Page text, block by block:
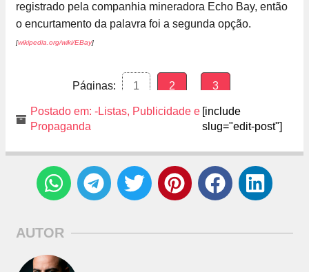
registrado pela companhia mineradora Echo Bay, então
o encurtamento da palavra foi a segunda opção.
[wikipedia.org/wiki/EBay]
Páginas: 1 2 3
Postado em: -Listas, Publicidade e
Propaganda
[include
slug="edit-post"]
AUTOR